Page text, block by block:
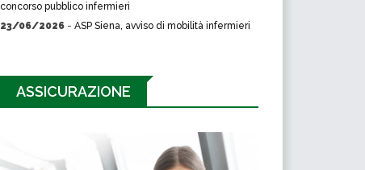
concorso pubblico infermieri
23/06/2026 - ASP Siena, avviso di mobilità infermieri
ASSICURAZIONE